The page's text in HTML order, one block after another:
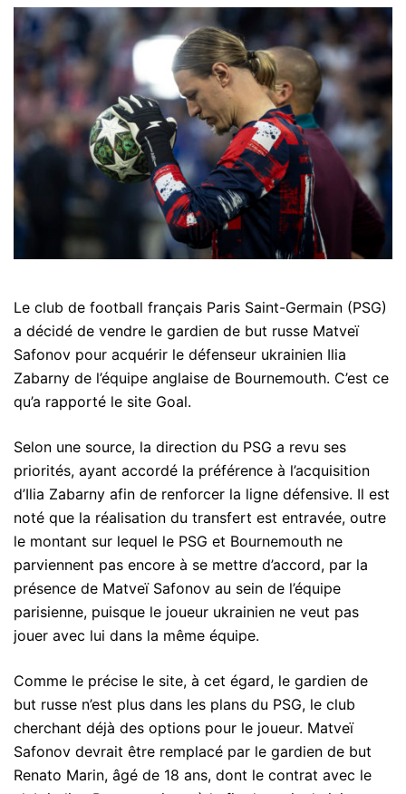
Le club de football français Paris Saint-Germain (PSG)
a décidé de vendre le gardien de but russe Matveï
Safonov pour acquérir le défenseur ukrainien Ilia
Zabarny de l’équipe anglaise de Bournemouth. C’est ce
qu’a rapporté le site Goal.
Selon une source, la direction du PSG a revu ses
priorités, ayant accordé la préférence à l’acquisition
d’Ilia Zabarny afin de renforcer la ligne défensive. Il est
noté que la réalisation du transfert est entravée, outre
le montant sur lequel le PSG et Bournemouth ne
parviennent pas encore à se mettre d’accord, par la
présence de Matveï Safonov au sein de l’équipe
parisienne, puisque le joueur ukrainien ne veut pas
jouer avec lui dans la même équipe.
Comme le précise le site, à cet égard, le gardien de
but russe n’est plus dans les plans du PSG, le club
cherchant déjà des options pour le joueur. Matveï
Safonov devrait être remplacé par le gardien de but
Renato Marin, âgé de 18 ans, dont le contrat avec le